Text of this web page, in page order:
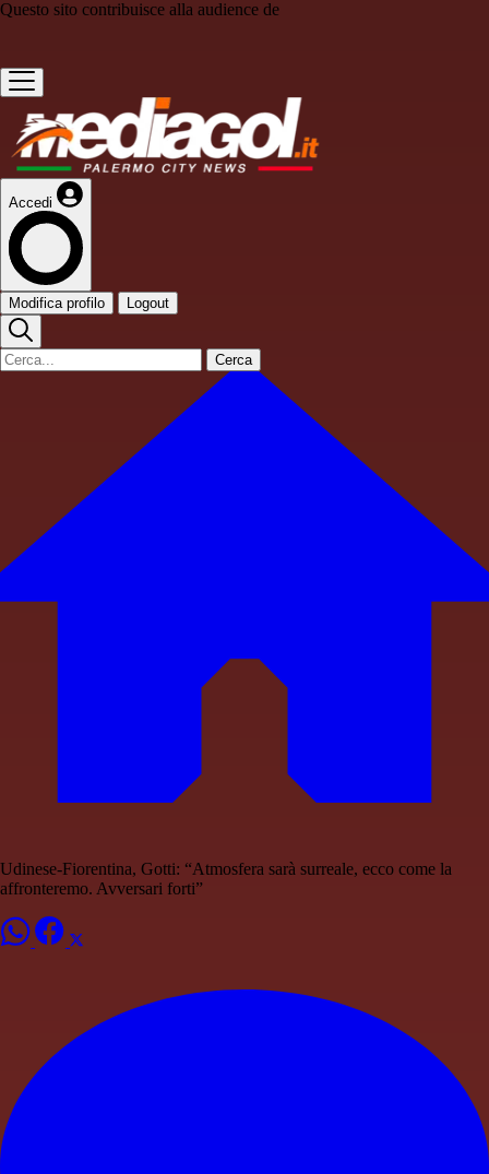
Questo sito contribuisce alla audience de
Accedi
Modifica profilo Logout
Cerca
Udinese-Fiorentina, Gotti: “Atmosfera sarà surreale, ecco come la
affronteremo. Avversari forti”